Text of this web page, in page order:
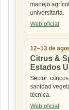
manejo
universitaria.
Web oficial
12–13 de
Citrus &
Estados
Sector:
sanidad
técnica.
Web oficial